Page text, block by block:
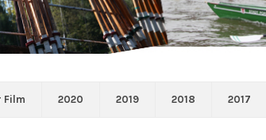
Film 2020 2019 2018 2017